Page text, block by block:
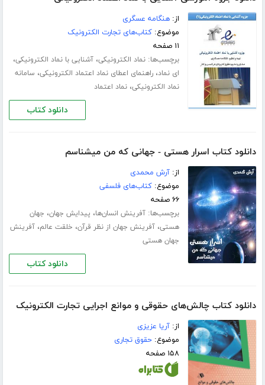
از:هنگامه عسگری
موضوع:کتاب‌های تجارت الکترونیک
۱۱ صفحه
برچسب‌ها:نماد الکترونیکی،آشنایی با نماد الکترونیکی،
ای نماد،راهنمای اعطای نماد اعتماد الکترونیکی، سامانه
نماد الکترونیکی،نماد اعتماد
دانلود کتاب
دانلود کتاب اسرار هستی - جهانی که من میشناسم
از:آرش محمدی
موضوع:کتاب‌های فلسفی
۶۶ صفحه
برچسب‌ها:آفرینش انسان‌ها، پیدایش جهان، جهان
هستی،آفرینش جهان از نظر قرآن، خلقت عالم،آفرینش
جهان هستی
دانلود کتاب
دانلود کتاب چالش‌های حقوقی و موانع اجرایی تجارت الکترونیک
از:آریا عزیزی
موضوع:حقوق تجاری
۱۵۸ صفحه